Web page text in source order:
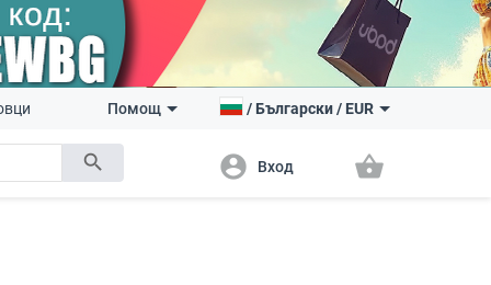
search
Помощ /Български/ EUR
account_circle Вход shopping_basket